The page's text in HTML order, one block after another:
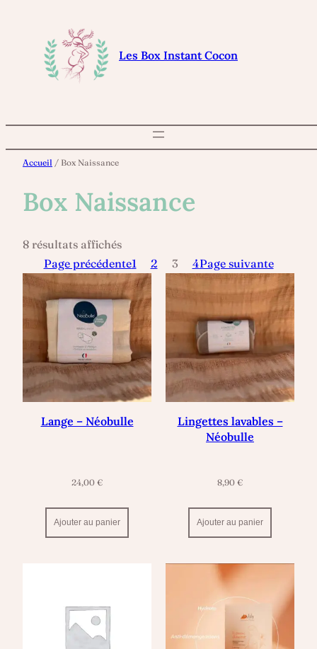
contenu
Les Box Instant Cocon
Accueil / Box Naissance
Box Naissance
8 résultats affichés
Page précédente1 2 3 4Page suivante
Lange – Néobulle
24,00 €
Ajouter au panier
Lingettes lavables –
Néobulle
8,90 €
Ajouter au panier